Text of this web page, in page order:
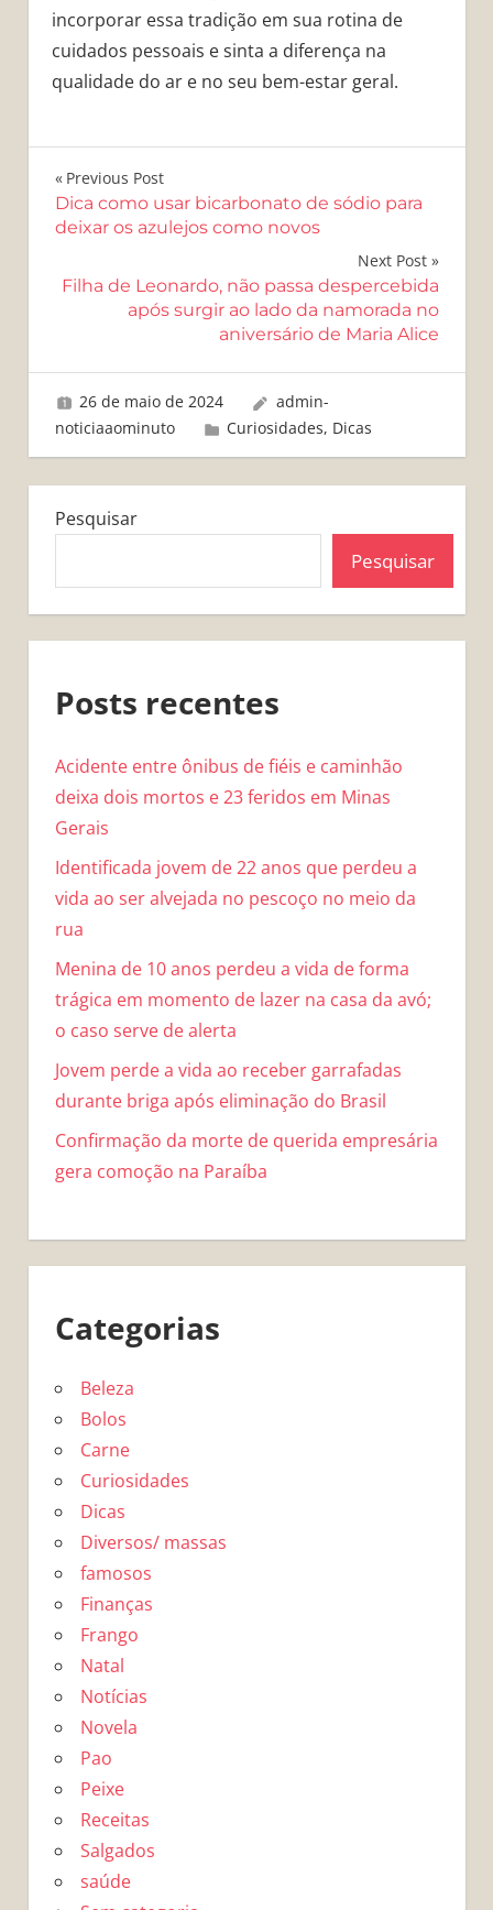
incorporar essa tradição em sua rotina de
cuidados pessoais e sinta a diferença na
qualidade do ar e no seu bem-estar geral.
Navegação
de
Post
Previous Post
Dica como usar bicarbonato de sódio para
deixar os azulejos como novos
Next Post
Filha de Leonardo, não passa despercebida
após surgir ao lado da namorada no
aniversário de Maria Alice
26 de maio de 2024
admin-
noticiaaominuto
Curiosidades, Dicas
Pesquisar
Pesquisar
Posts recentes
Acidente entre ônibus de fiéis e caminhão
deixa dois mortos e 23 feridos em Minas
Gerais
Identificada jovem de 22 anos que perdeu a
vida ao ser alvejada no pescoço no meio da
rua
Menina de 10 anos perdeu a vida de forma
trágica em momento de lazer na casa da avó;
o caso serve de alerta
Jovem perde a vida ao receber garrafadas
durante briga após eliminação do Brasil
Confirmação da morte de querida empresária
gera comoção na Paraíba
Categorias
Beleza
Bolos
Carne
Curiosidades
Dicas
Diversos/ massas
famosos
Finanças
Frango
Natal
Notícias
Novela
Pao
Peixe
Receitas
Salgados
saúde